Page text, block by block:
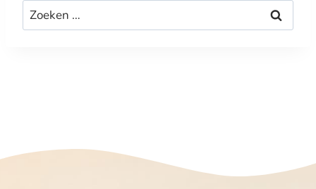
Zoeken
naar: